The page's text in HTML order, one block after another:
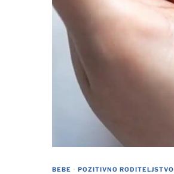
BEBE · POZITIVNO RODITELJSTVO